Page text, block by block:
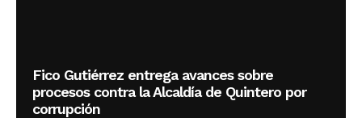
Fico Gutiérrez entrega avances sobre
procesos contra la Alcaldía de Quintero por
corrupción